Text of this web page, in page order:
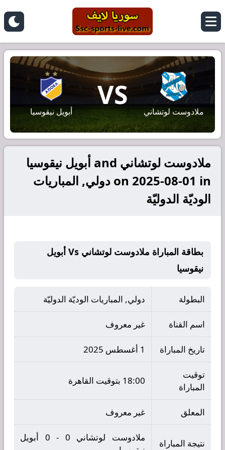
ملادوست لوتشاني
VS
أبويل نيقوسيا
ملادوست لوتشاني and أبويل نيقوسيا
on 2025-08-01 in دولي, المباريات
الوديّة الدوليّة
بطاقة المباراة ملادوست لوتشاني Vs أبويل
نيقوسيا
البطولة دولي, المباريات الوديّة الدوليّة
اسم القناة غير معروف
تاريخ المباراة 1 أغسطس 2025
توقيت
المباراة
18:00 بتوقيت القاهرة
المعلق غير معروف
نتيجة المباراة
ملادوست لوتشاني 0 - 0 أبويل